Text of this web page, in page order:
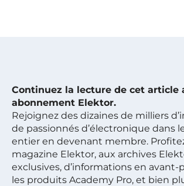
Continuez la lecture de cet article
abonnement Elektor.
Rejoignez des dizaines de milliers
de passionnés d’électronique dans
entier en devenant membre. Profitez
magazine Elektor, aux archives
exclusives, d’informations en avant-
les produits Academy Pro, et bien